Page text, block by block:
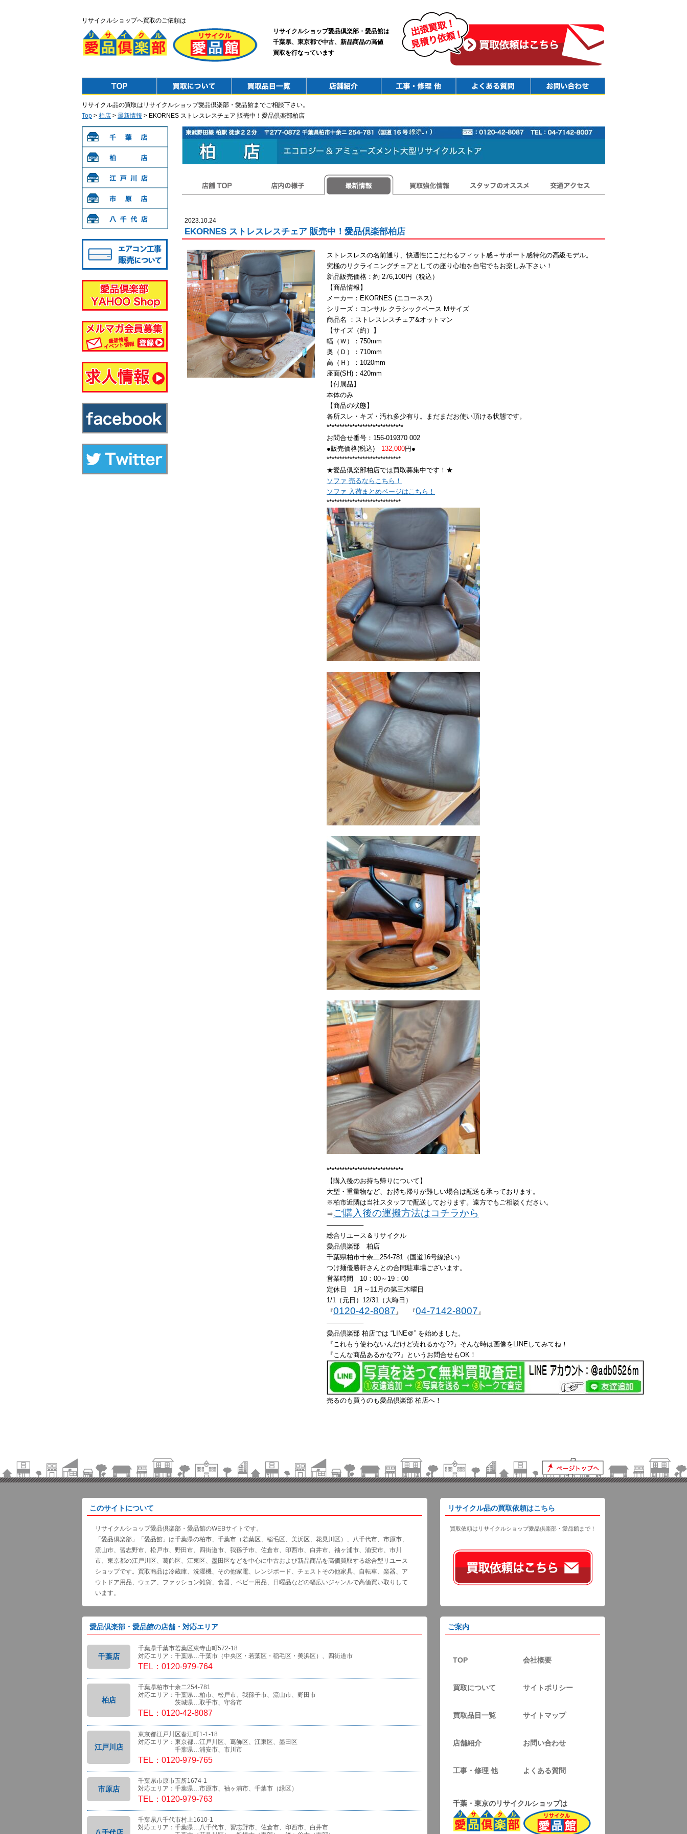
リサイクルショップへ買取のご依頼は
リサイクルショップ愛品倶楽部・愛品館は
千葉県、東京都で中古、新品商品の高値
買取を行なっています
リサイクル品の買取はリサイクルショップ愛品倶楽部・愛品館までご相談下さい。
Top > 柏店 > 最新情報 > EKORNES ストレスレスチェア 販売中！愛品倶楽部柏店
2023.10.24
EKORNES ストレスレスチェア 販売中！愛品倶楽部柏店
ストレスレスの名前通り、快適性にこだわるフィット感＋サポート感特化の高級モデル。
究極のリクライニングチェアとしての座り心地を自宅でもお楽しみ下さい！
新品販売価格：約 276,100円（税込）
【商品情報】
メーカー：EKORNES (エコーネス)
シリーズ：コンサル クラシックベース Mサイズ
商品名 ：ストレスレスチェア&オットマン
【サイズ（約）】
幅（Ｗ）：750mm
奥（Ｄ）：710mm
高（Ｈ）：1020mm
座面(SH)：420mm
【付属品】
本体のみ
【商品の状態】
各所スレ・キズ・汚れ多少有り。まだまだお使い頂ける状態です。
******************************
お問合せ番号：156-019370 002
●販売価格(税込) 132,000円●
*****************************
★愛品倶楽部柏店では買取募集中です！★
ソファ 売るならこちら！
ソファ 入荷まとめページはこちら！
*****************************
******************************
【購入後のお持ち帰りについて】
大型・重量物など、お持ち帰りが難しい場合は配送も承っております。
※柏市近隣は当社スタッフで配送しております。遠方でもご相談ください。
⇒ ご購入後の運搬方法はコチラから
—————–
総合リユース＆リサイクル
愛品倶楽部 柏店
千葉県柏市十余二254-781（国道16号線沿い）
つけ麺優勝軒さんとの合同駐車場ございます。
営業時間 10：00～19：00
定休日 1月～11月の第三木曜日
1/1（元日）12/31（大晦日）
『0120-42-8087』 『04-7142-8007』
—————–
愛品倶楽部 柏店では “LINE＠” を始めました。
『これもう使わないんだけど売れるかな??』そんな時は画像をLINEしてみてね！
『こんな商品あるかな??』というお問合せもOK！
売るのも買うのも愛品倶楽部 柏店へ！
このサイトについて
リサイクルショップ愛品倶楽部・愛品館のWEBサイトです。
「愛品倶楽部」「愛品館」は千葉県の柏市、千葉市（若葉区、稲毛区、美浜区、花見川区）、八千代市、市原市、
流山市、習志野市、松戸市、野田市、四街道市、我孫子市、佐倉市、印西市、白井市、袖ヶ浦市、浦安市、市川
市、東京都の江戸川区、葛飾区、江東区、墨田区などを中心に中古および新品商品を高価買取する総合型リユース
ショップです。買取商品は冷蔵庫、洗濯機、その他家電、レンジボード、チェストその他家具、自転車、楽器、ア
ウトドア用品、ウェア、ファッション雑貨、食器、ベビー用品、日曜品などの幅広いジャンルで高価買い取りして
います。
リサイクル品の買取依頼はこちら
買取依頼はリサイクルショップ愛品倶楽部・愛品館まで！
愛品倶楽部・愛品館の店舗・対応エリア
千葉店
千葉県千葉市若葉区東寺山町572-18
対応エリア：千葉県…千葉市（中央区・若葉区・稲毛区・美浜区）、四街道市
TEL：0120-979-764
柏店
千葉県柏市十余二254-781
対応エリア：千葉県…柏市、松戸市、我孫子市、流山市、野田市
茨城県…取手市、守谷市
TEL：0120-42-8087
江戸川店
東京都江戸川区春江町1-1-18
対応エリア：東京都…江戸川区、葛飾区、江東区、墨田区
千葉県…浦安市、市川市
TEL：0120-979-765
市原店
千葉県市原市五所1674-1
対応エリア：千葉県…市原市、袖ヶ浦市、千葉市（緑区）
TEL：0120-979-763
八千代店
千葉県八千代市村上1610-1
対応エリア：千葉県…八千代市、習志野市、佐倉市、印西市、白井市
ご案内
TOP 会社概要
買取について サイトポリシー
買取品目一覧 サイトマップ
店舗紹介 お問い合わせ
工事・修理 他 よくある質問
千葉・東京のリサイクルショップは